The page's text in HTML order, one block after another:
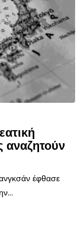
αναζητούν
έφθασε